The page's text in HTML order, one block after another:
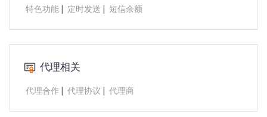
特色功能 | 定时发送 | 短信余额
代理相关
代理合作 | 代理协议 | 代理商